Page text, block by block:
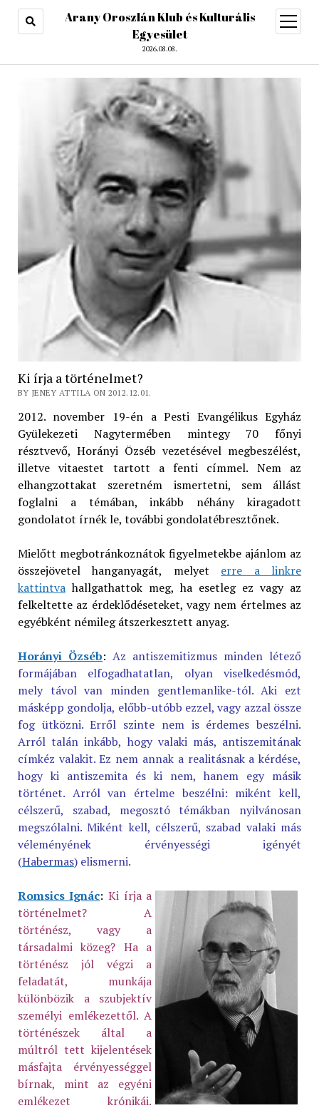
Arany Oroszlán Klub és Kulturális
Egyesület
2026.08.08.
open
menu
Ki írja a történelmet?
BY JENEY ATTILA ON 2012.12.01.
2012. november 19-én a Pesti Evangélikus Egyház
Gyülekezeti Nagytermében mintegy 70 főnyi
résztvevő, Horányi Özséb vezetésével megbeszélést,
illetve vitaestet tartott a fenti címmel. Nem az
elhangzottakat szeretném ismertetni, sem állást
foglalni a témában, inkább néhány kiragadott
gondolatot írnék le, további gondolatébresztőnek.
Mielőtt megbotránkoznátok figyelmetekbe ajánlom az
összejövetel hanganyagát, melyet erre a linkre
kattintvahallgathattok meg, ha esetleg ez vagy az
felkeltette az érdeklődéseteket, vagy nem értelmes az
egyébként némileg átszerkesztett anyag.
Horányi Özséb: Az antiszemitizmus minden létező
formájában elfogadhatatlan, olyan viselkedésmód,
mely távol van minden gentlemanlike-tól. Aki ezt
másképp gondolja, előbb-utóbb ezzel, vagy azzal össze
fog ütközni. Erről szinte nem is érdemes beszélni.
Arról talán inkább, hogy valaki más, antiszemitának
címkéz valakit. Ez nem annak a realitásnak a kérdése,
hogy ki antiszemita és ki nem, hanem egy másik
történet. Arról van értelme beszélni: miként kell,
célszerű, szabad, megosztó témákban nyilvánosan
megszólalni. Miként kell, célszerű, szabad valaki más
véleményének érvényességi igényét
(Habermas) elismerni.
Romsics Ignác:Ki írja a
történelmet? A
történész, vagy a
társadalmi közeg? Ha a
történész jól végzi a
feladatát, munkája
különbözik a szubjektív
személyi emlékezettől. A
történészek által a
múltról tett kijelentések
másfajta érvényességgel
bírnak, mint az egyéni
emlékezet krónikái.